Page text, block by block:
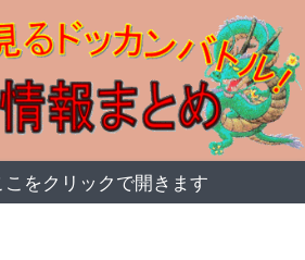
をクリックで開きます